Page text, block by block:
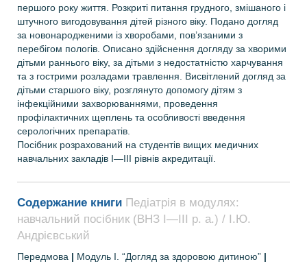
першого року життя. Розкриті питання грудного, змішаного і
штучного вигодовування дітей різного віку. Подано догляд
за новонародженими із хворобами, пов’язаними з
перебігом пологів. Описано здійснення догляду за хворими
дітьми раннього віку, за дітьми з недостатністю харчування
та з гострими розладами травлення. Висвітлений догляд за
дітьми старшого віку, розглянуто допомогу дітям з
інфекційними захворюваннями, проведення
профілактичних щеплень та особливості введення
серологічних препаратів.
Посібник розрахований на студентів вищих медичних
навчальних закладів І—ІІІ рівнів акредитації.
Содержание книги Педіатрія в модулях:
навчальний посібник (ВНЗ І—ІІІ р. а.) / І.Ю.
Андрієвський
Передмова | Модуль І. “Догляд за здоровою дитиною” |